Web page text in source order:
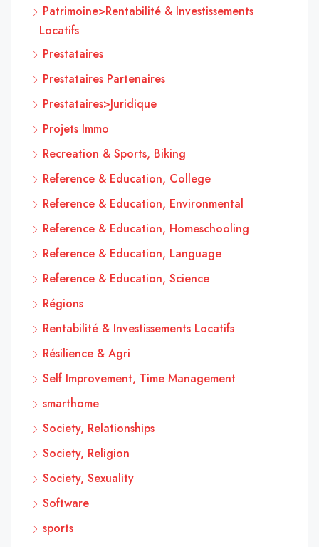
Patrimoine>Rentabilité & Investissements
Locatifs
Prestataires
Prestataires Partenaires
Prestataires>Juridique
Projets Immo
Recreation & Sports, Biking
Reference & Education, College
Reference & Education, Environmental
Reference & Education, Homeschooling
Reference & Education, Language
Reference & Education, Science
Régions
Rentabilité & Investissements Locatifs
Résilience & Agri
Self Improvement, Time Management
smarthome
Society, Relationships
Society, Religion
Society, Sexuality
Software
sports